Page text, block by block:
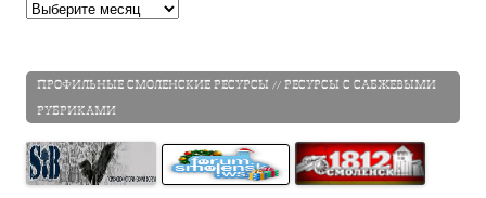
Архивы
ПРОФИЛЬНЫЕ СМОЛЕНСКИЕ РЕСУРСЫ // РЕСУРСЫ С САБЖЕВЫМИ
РУБРИКАМИ